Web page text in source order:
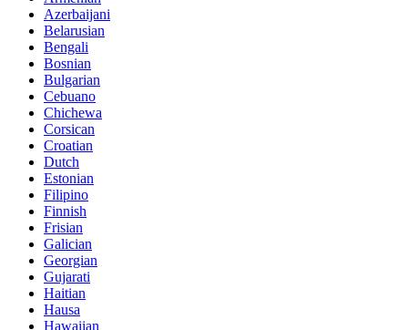
Azerbaijani
Belarusian
Bengali
Bosnian
Bulgarian
Cebuano
Chichewa
Corsican
Croatian
Dutch
Estonian
Filipino
Finnish
Frisian
Galician
Georgian
Gujarati
Haitian
Hausa
Hawaiian